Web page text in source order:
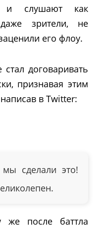
и слушают как
зрители, не
его флоу.
договаривать
признавая этим
в Twitter:
сделали это!
же после баттла